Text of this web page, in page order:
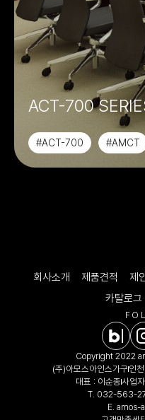
ACT-700
#ACT-700 #AMCT
회사소개 제품견적 제
카탈로그
Copyright 2022
(주)아모스아인스가구인
대표 : 이순종사업
T. 032-563-
E. amos-